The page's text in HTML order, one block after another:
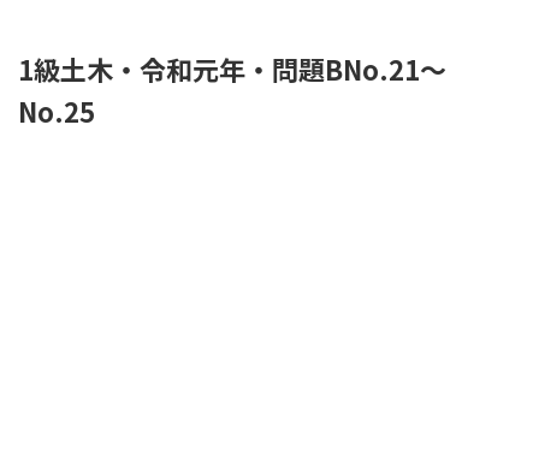
1級土木・令和元年・問題BNo.21～
No.25